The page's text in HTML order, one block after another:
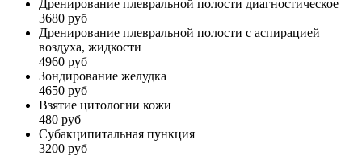
Дренирование плевральной полости диагностическое
3680 руб
Дренирование плевральной полости с аспирацией
воздуха, жидкости
4960 руб
Зондирование желудка
4650 руб
Взятие цитологии кожи
480 руб
Субакципитальная пункция
3200 руб